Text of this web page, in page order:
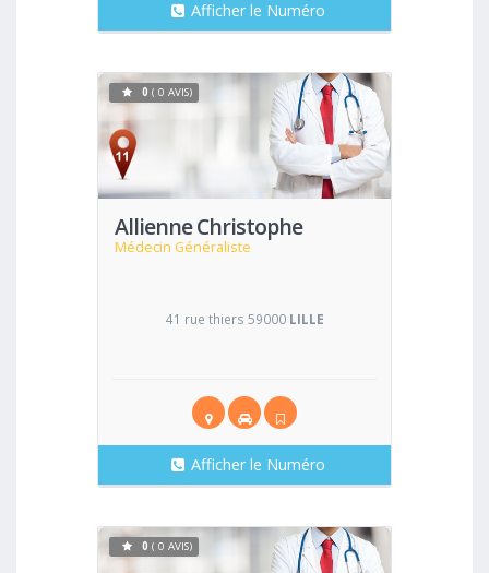
Afficher le Numéro
Allienne Christophe
Médecin Généraliste
Voir
0 ( 0 AVIS)
41 rue thiers 59000 LILLE
Afficher le Numéro
0 ( 0 AVIS)